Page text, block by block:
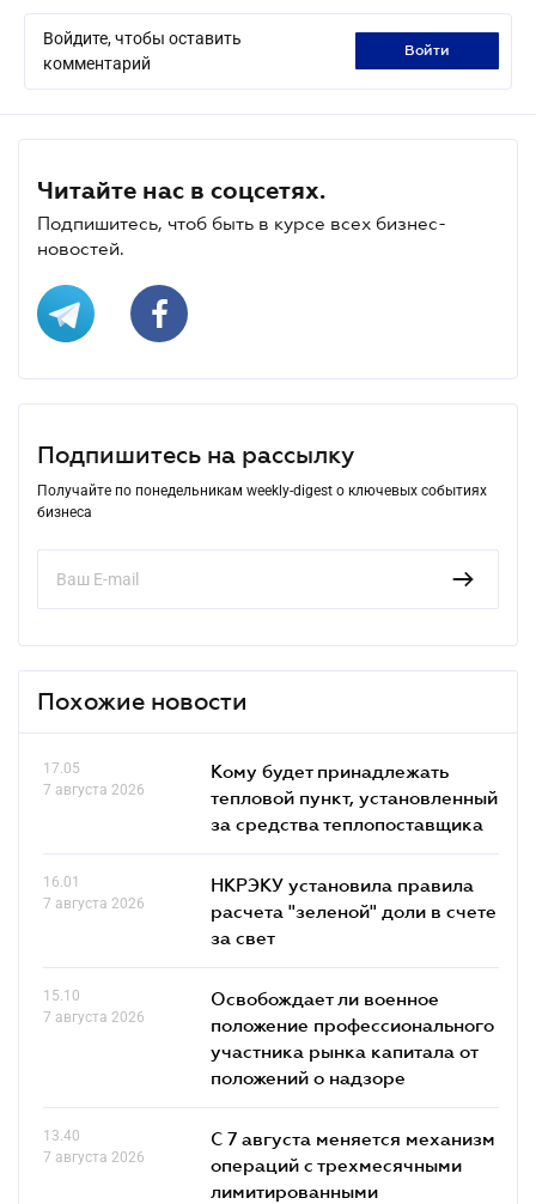
Войдите, чтобы оставить
комментарий
войти
Читайте нас в соцсетях.
Подпишитесь, чтоб быть в курсе всех бизнес-
новостей.
Подпишитесь на рассылку
Получайте по понедельникам weekly-digest о ключевых событиях
бизнеса
Похожие новости
17.05
7 августа 2026
Кому будет принадлежать
тепловой пункт, установленный
за средства теплопоставщика
16.01
7 августа 2026
НКРЭКУ установила правила
расчета "зеленой" доли в счете
за свет
15.10
7 августа 2026
Освобождает ли военное
положение профессионального
участника рынка капитала от
положений о надзоре
13.40
7 августа 2026
С 7 августа меняется механизм
операций с трехмесячными
лимитированными